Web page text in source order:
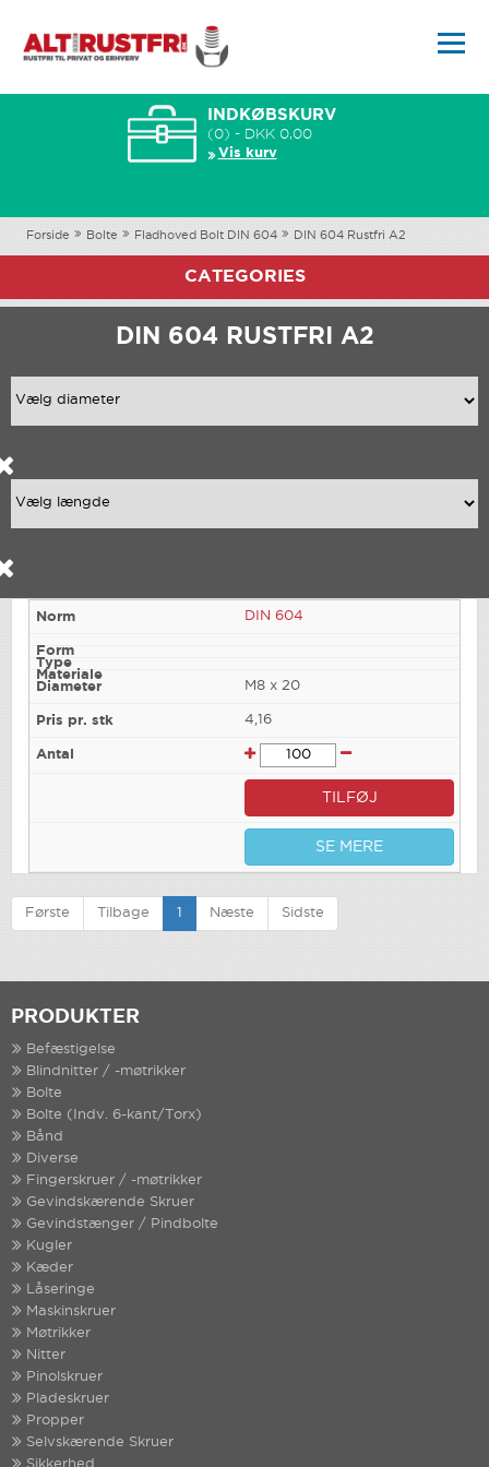
INDKØBSKURV
(0) - DKK 0,00
Vis kurv
Forside Bolte Fladhoved Bolt DIN 604 DIN 604 Rustfri A2
CATEGORIES
DIN 604 RUSTFRI A2
DIN 604
M8 x 20
4,16
TILFØJ
SE MERE
Første Tilbage 1 Næste Sidste
PRODUKTER
Befæstigelse
Blindnitter / -møtrikker
Bolte
Bolte (Indv. 6-kant/Torx)
Bånd
Diverse
Fingerskruer / -møtrikker
Gevindskærende Skruer
Gevindstænger / Pindbolte
Kugler
Kæder
Låseringe
Maskinskruer
Møtrikker
Nitter
Pinolskruer
Pladeskruer
Propper
Selvskærende Skruer
Sikkerhed